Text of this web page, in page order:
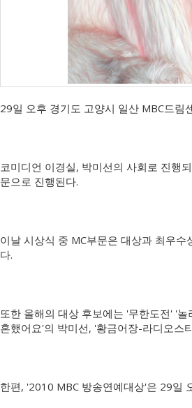
29일 오후 경기도 고양시 일산 MBC드
코미디언 이경실, 박미선의 사회로 진행
문으로 진행된다.
이날 시상식 중 MC부문은 대상과 최우
다.
또한 올해의 대상 후보에는 '무한도전' '
혼했어요'의 박미선, '황금어장-라디오스
한편, '2010 MBC 방송연예대상'은 29일